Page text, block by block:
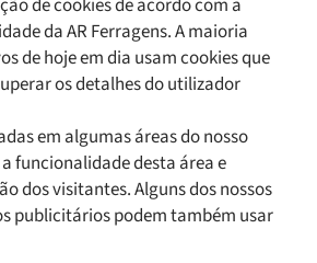
de cookies de acordo com a
da AR Ferragens. A maioria
de hoje em dia usam cookies que
os detalhes do utilizador
em algumas áreas do nosso
funcionalidade desta área e
dos visitantes. Alguns dos nossos
publicitários podem também usar